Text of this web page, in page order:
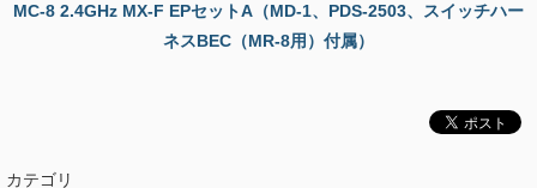
MC-8 2.4GHz MX-F EPセットA（MD-1、PDS-2503、スイッチハー
ネスBEC（MR-8用）付属）
カテゴリ